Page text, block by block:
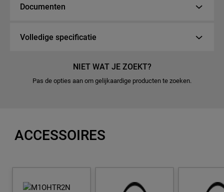
Documenten
Volledige specificatie
NIET WAT JE ZOEKT?
Pas de opties aan om gelijkaardige producten te zoeken.
ACCESSOIRES